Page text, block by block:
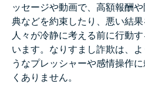
ッセージや動画で、高額報酬
典などを約束したり、悪い結果
人々が冷静に考える前に行動
います。なりすまし詐欺は、
うなプレッシャーや感情操作
くありません。